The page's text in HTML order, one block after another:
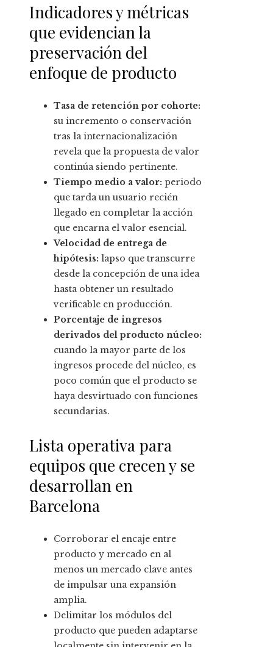
Indicadores y métricas
que evidencian la
preservación del
enfoque de producto
Tasa de retención por cohorte:
su incremento o conservación
tras la internacionalización
revela que la propuesta de valor
continúa siendo pertinente.
Tiempo medio a valor: periodo
que tarda un usuario recién
llegado en completar la acción
que encarna el valor esencial.
Velocidad de entrega de
hipótesis: lapso que transcurre
desde la concepción de una idea
hasta obtener un resultado
verificable en producción.
Porcentaje de ingresos
derivados del producto núcleo:
cuando la mayor parte de los
ingresos procede del núcleo, es
poco común que el producto se
haya desvirtuado con funciones
secundarias.
Lista operativa para
equipos que crecen y se
desarrollan en
Barcelona
Corroborar el encaje entre
producto y mercado en al
menos un mercado clave antes
de impulsar una expansión
amplia.
Delimitar los módulos del
producto que pueden adaptarse